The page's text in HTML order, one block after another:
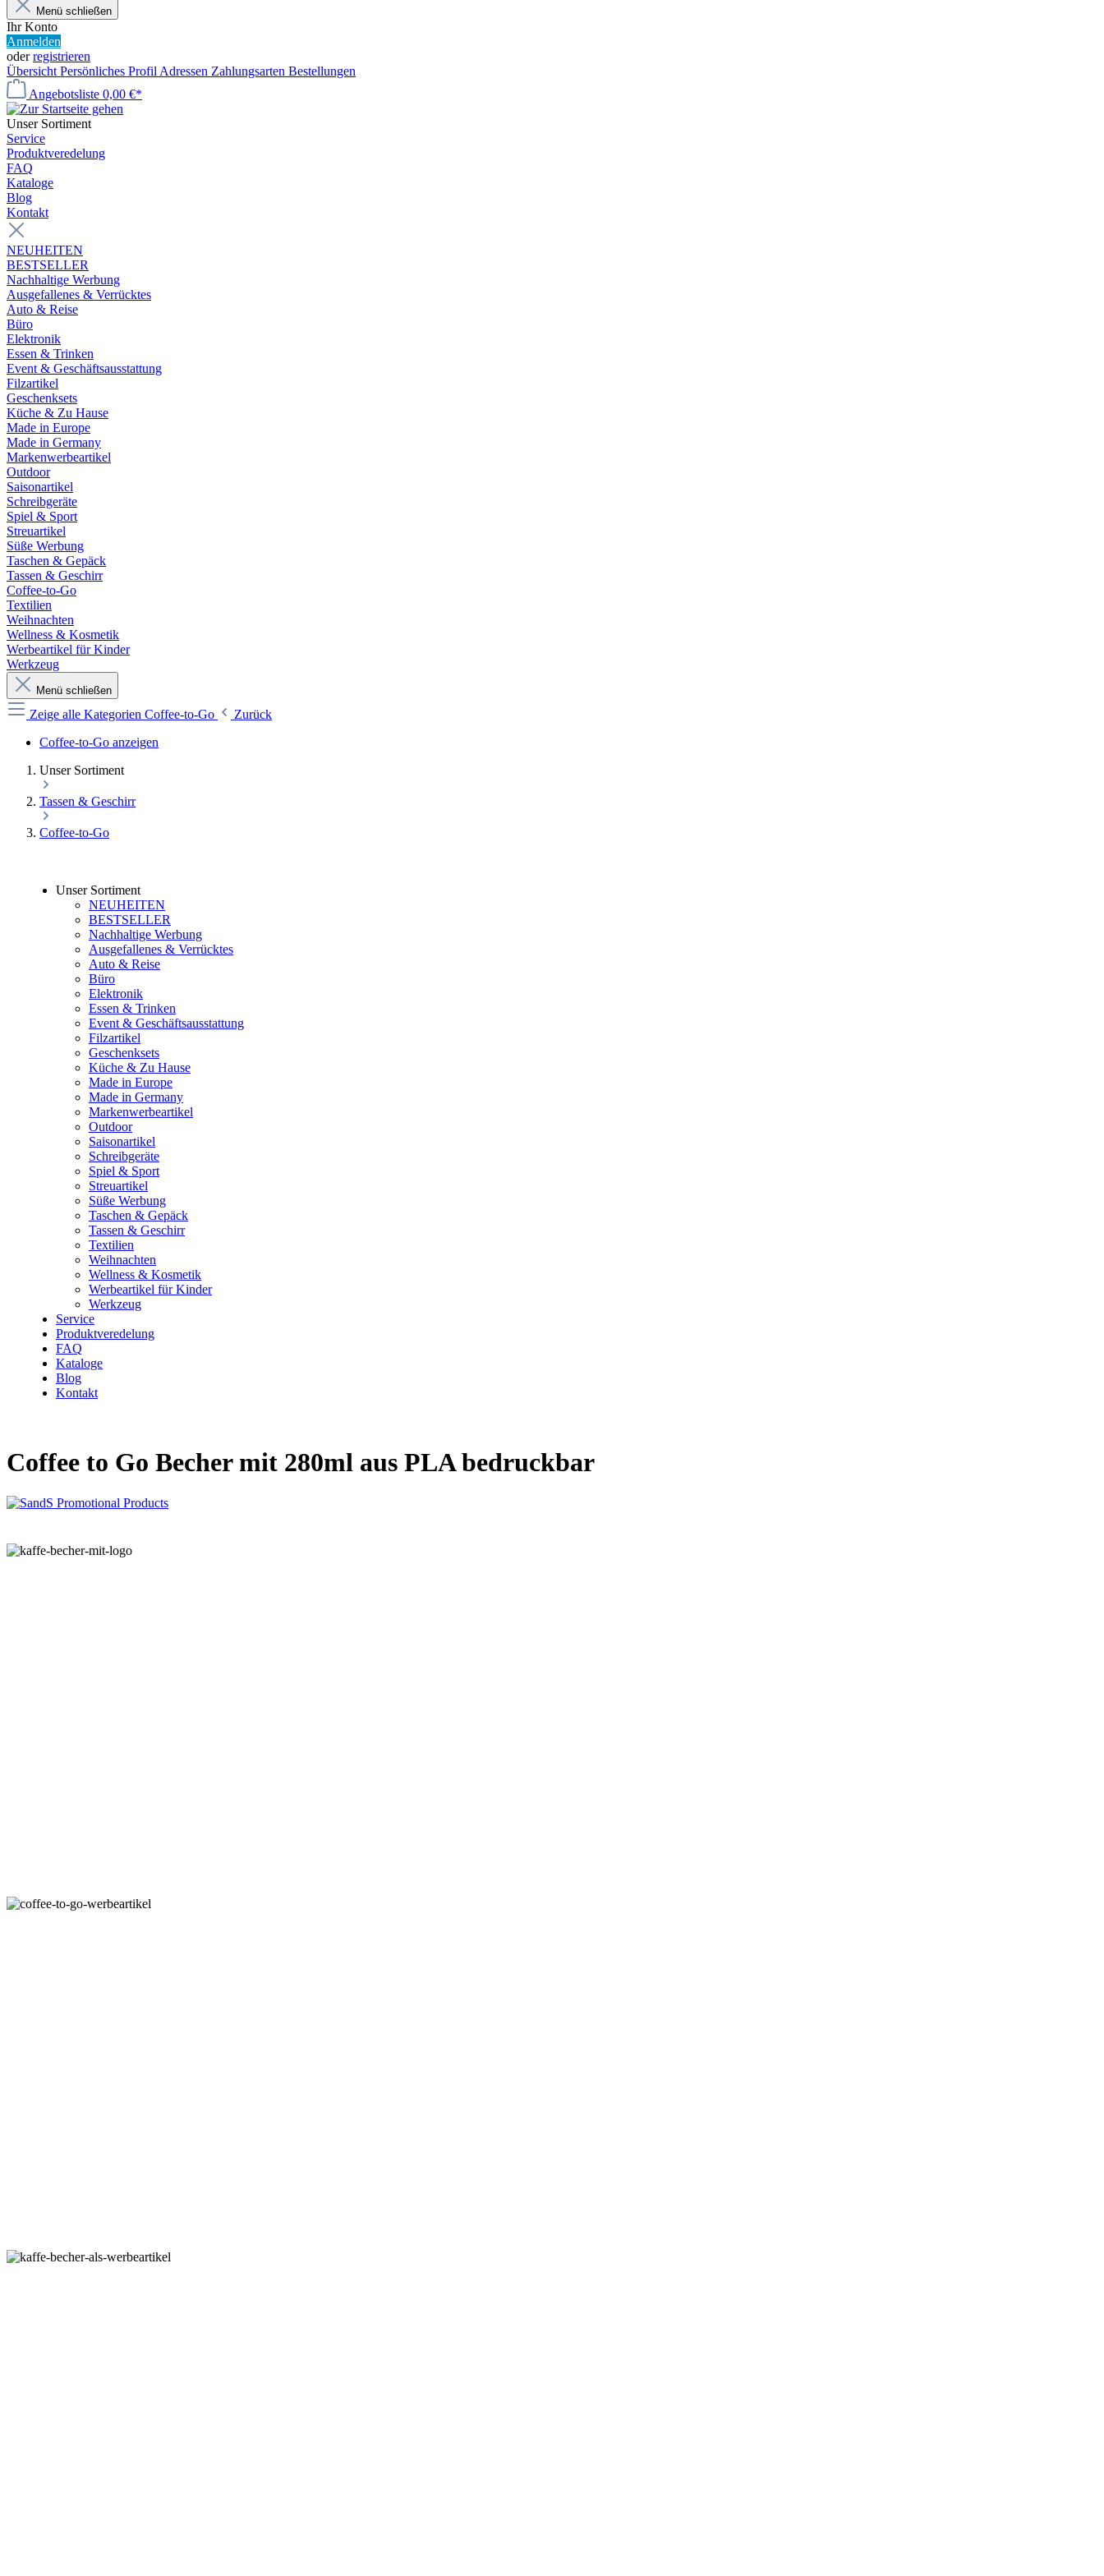
Menü schließen
Ihr Konto
Anmelden
oderregistrieren
Übersicht Persönliches Profil Adressen Zahlungsarten Bestellungen
Angebotsliste 0,00 €*
Unser Sortiment
Service
Produktveredelung
FAQ
Kataloge
Blog
Kontakt
NEUHEITEN
BESTSELLER
Nachhaltige Werbung
Ausgefallenes & Verrücktes
Auto & Reise
Büro
Elektronik
Essen & Trinken
Event & Geschäftsausstattung
Filzartikel
Geschenksets
Küche & Zu Hause
Made in Europe
Made in Germany
Markenwerbeartikel
Outdoor
Saisonartikel
Schreibgeräte
Spiel & Sport
Streuartikel
Süße Werbung
Taschen & Gepäck
Tassen & Geschirr
Coffee-to-Go
Textilien
Weihnachten
Wellness & Kosmetik
Werbeartikel für Kinder
Werkzeug
Menü schließen
Zeige alle Kategorien Coffee-to-Go
Zurück
Coffee-to-Go anzeigen
Unser Sortiment
Tassen & Geschirr
Coffee-to-Go
Unser Sortiment
NEUHEITEN
BESTSELLER
Nachhaltige Werbung
Ausgefallenes & Verrücktes
Auto & Reise
Büro
Elektronik
Essen & Trinken
Event & Geschäftsausstattung
Filzartikel
Geschenksets
Küche & Zu Hause
Made in Europe
Made in Germany
Markenwerbeartikel
Outdoor
Saisonartikel
Schreibgeräte
Spiel & Sport
Streuartikel
Süße Werbung
Taschen & Gepäck
Tassen & Geschirr
Textilien
Weihnachten
Wellness & Kosmetik
Werbeartikel für Kinder
Werkzeug
Service
Produktveredelung
FAQ
Kataloge
Blog
Kontakt
Coffee to Go Becher mit 280ml aus PLA bedruckbar